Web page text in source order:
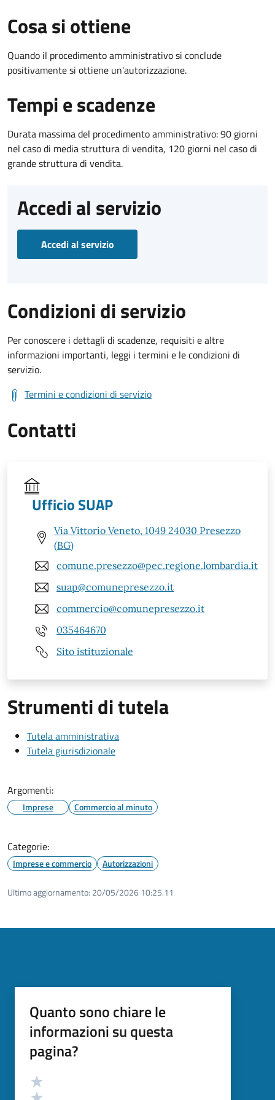
Cosa si ottiene
Quando il procedimento amministrativo si conclude
positivamente si ottiene un'autorizzazione.
Tempi e scadenze
Durata massima del procedimento amministrativo: 90 giorni
nel caso di media struttura di vendita, 120 giorni nel caso di
grande struttura di vendita.
Accedi al servizio
Accedi al servizio
Condizioni di servizio
Per conoscere i dettagli di scadenze, requisiti e altre
informazioni importanti, leggi i termini e le condizioni di
servizio.
Termini e condizioni di servizio
Contatti
Ufficio SUAP
Via Vittorio Veneto, 1049 24030 Presezzo
(BG)
comune.presezzo@pec.regione.lombardia.it
suap@comunepresezzo.it
commercio@comunepresezzo.it
035464670
Sito istituzionale
Strumenti di tutela
Tutela amministrativa
Tutela giurisdizionale
Argomenti:
Imprese Commercio al minuto
Categorie:
Imprese e commercio Autorizzazioni
Ultimo aggiornamento: 20/05/2026 10:25.11
Quanto sono chiare le
informazioni su questa
pagina?
Valutazione